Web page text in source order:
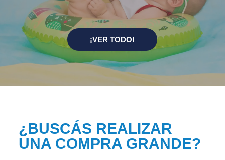
¡VER TODO!
¿BUSCÁS REALIZAR
UNA COMPRA GRANDE?